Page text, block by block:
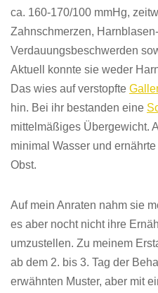
ca. 160-170/100 mmHg,
Zahnschmerzen,
Verdauungsbeschwerden
Aktuell konnte sie weder
Das wies auf verstopfte
hin. Bei ihr bestanden eine
mittelmäßiges Übergewicht.
minimal Wasser und
Obst.
Auf mein Anraten nahm sie
es aber nocht nicht ihre
umzustellen. Zu meinem
ab dem 2. bis 3. Tag der
erwähnten Muster, aber mit